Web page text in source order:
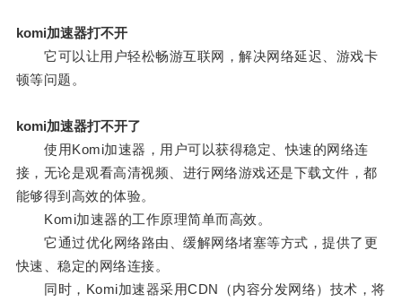
komi加速器打不开
它可以让用户轻松畅游互联网，解决网络延迟、游戏卡
顿等问题。
komi加速器打不开了
使用Komi加速器，用户可以获得稳定、快速的网络连
接，无论是观看高清视频、进行网络游戏还是下载文件，都
能够得到高效的体验。
Komi加速器的工作原理简单而高效。
它通过优化网络路由、缓解网络堵塞等方式，提供了更
快速、稳定的网络连接。
同时，Komi加速器采用CDN（内容分发网络）技术，将